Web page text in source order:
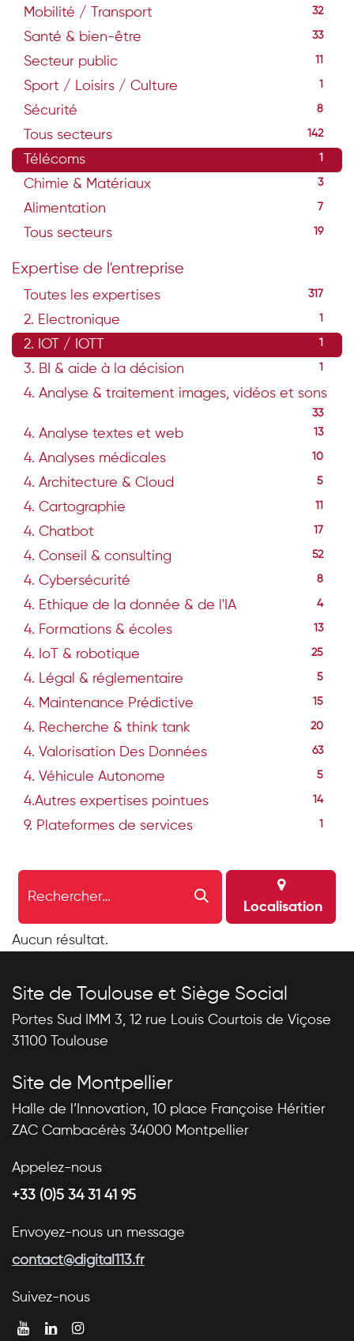
Mobilité / Transport 32
Santé & bien-être 33
Secteur public 11
Sport / Loisirs / Culture 1
Sécurité 8
Tous secteurs 142
Télécoms 1
Chimie & Matériaux 3
Alimentation 7
Tous secteurs 19
Expertise de l'entreprise
Toutes les expertises 317
2. Electronique 1
2. IOT / IOTT 1
3. BI & aide à la décision 1
4. Analyse & traitement images, vidéos et sons
33
4. Analyse textes et web 13
4. Analyses médicales 10
4. Architecture & Cloud 5
4. Cartographie
4. Chatbot 17
4. Conseil & consulting 52
4. Cybersécurité 8
4. Ethique de la donnée & de l'IA 4
4. Formations & écoles 13
4. IoT & robotique 25
4. Légal & réglementaire 5
4. Maintenance Prédictive 15
4. Recherche & think tank 20
4. Valorisation Des Données 63
4. Véhicule Autonome 5
4.Autres expertises pointues 14
9. Plateformes de services
Localisation
Aucun résultat.
Site de Toulouse et Siège Social
Portes Sud IMM 3, 12 rue Louis Courtois de Viçose
31100 Toulouse
Site de Montpellier
Halle de l’Innovation, 10 place Françoise Héritier
ZAC Cambacérès 34000 Montpellier
Appelez-nous
+33 (0)5 34 31 41 95
Envoyez-nous un message
contact@digital113.fr
Suivez-nous